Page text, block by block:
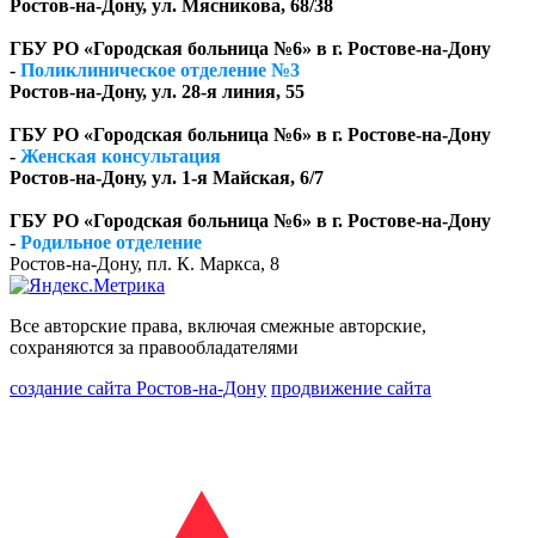
Ростов-на-Дону, ул. Мясникова, 68/38
ГБУ РО «Городская больница №6» в г. Ростове-на-Дону
- Поликлиническое отделение №3
Ростов-на-Дону, ул. 28-я линия, 55
ГБУ РО «Городская больница №6» в г. Ростове-на-Дону
- Женская консультация
Ростов-на-Дону, ул. 1-я Майская, 6/7
ГБУ РО «Городская больница №6» в г. Ростове-на-Дону
- Родильное отделение
Ростов-на-Дону, пл. К. Маркса, 8
Все авторские права, включая смежные авторские,
сохраняются за правообладателями
создание сайта Ростов-на-Дону продвижение сайта